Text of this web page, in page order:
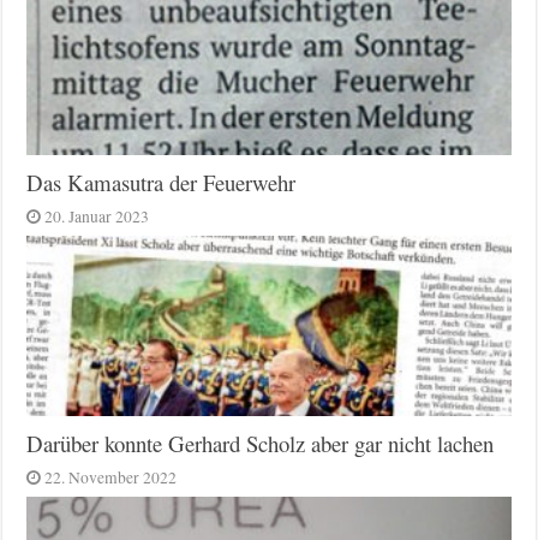
Das Kamasutra der Feuerwehr
20. Januar 2023
Darüber konnte Gerhard Scholz aber gar nicht lachen
22. November 2022